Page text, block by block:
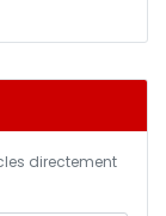
directement